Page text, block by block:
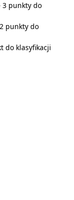
3 punkty do
punkty do
do klasyfikacji